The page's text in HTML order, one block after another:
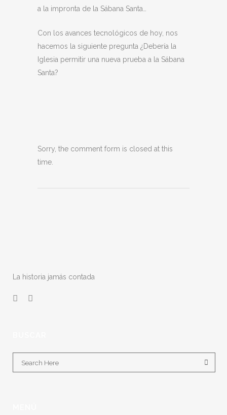
a la impronta de la Sábana Santa…
Con los avances tecnológicos de hoy, nos
hacemos la siguiente pregunta ¿Debería la
Iglesia permitir una nueva prueba a la Sábana
Santa?
Sorry, the comment form is closed at this
time.
La historia jamás contada